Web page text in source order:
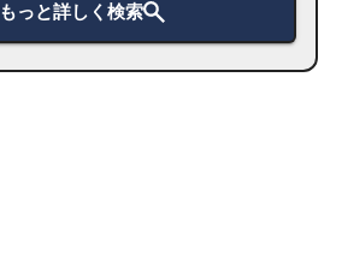
もっと詳しく検索